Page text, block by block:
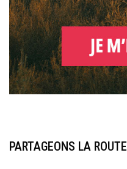
PARTAGEONS LA ROUTE